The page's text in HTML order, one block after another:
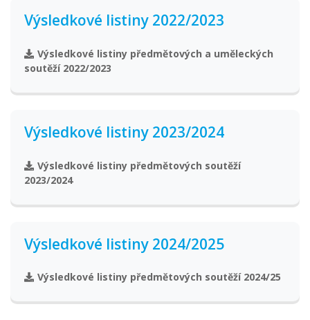
Výsledkové listiny 2022/2023
Výsledkové listiny předmětových a uměleckých
soutěží 2022/2023
Výsledkové listiny 2023/2024
Výsledkové listiny předmětových soutěží
2023/2024
Výsledkové listiny 2024/2025
Výsledkové listiny předmětových soutěží 2024/25